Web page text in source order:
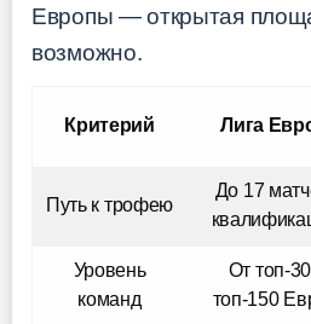
Европы — открытая
возможно.
Критерий Лига
Путь к трофею
До 17
Уровень
команд
От топ-
топ-150